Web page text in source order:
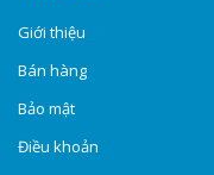
Giới thiệu
Bán hàng
Bảo mật
Điều khoản